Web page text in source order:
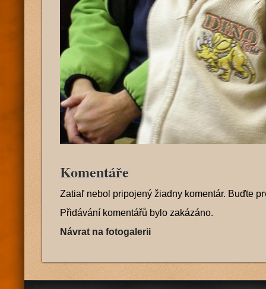
Komentáře
Zatiaľ nebol pripojený žiadny komentár. Buďte
Přidávání komentářů bylo zakázáno.
Návrat na fotogalerii